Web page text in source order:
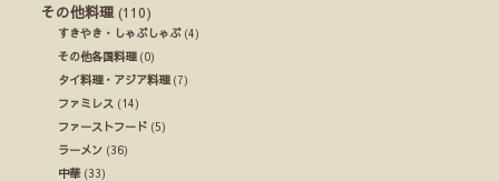
その他料理 (110)
すきやき・しゃぶしゃぶ(4)
その他各国料理(0)
タイ料理・アジア料理(7)
ファミレス (14)
ファーストフード (5)
ラーメン (36)
中華(33)